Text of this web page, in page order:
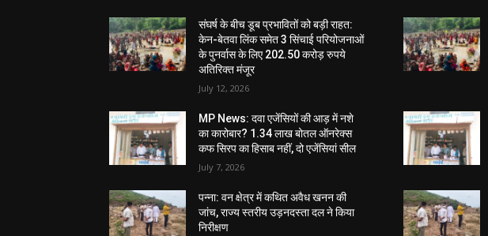
संघर्ष के बीच डूब प्रभावितों को बड़ी राहत:
केन-बेतवा लिंक समेत 3 सिंचाई परियोजनाओं
के पुनर्वास के लिए 202.50 करोड़ रुपये
अतिरिक्त मंजूर
July 12, 2026
MP News: दवा एजेंसियों की आड़ में नशे
का कारोबार? 1.34 लाख बोतल ऑनरेक्स
कफ सिरप का हिसाब नहीं, दो एजेंसियां सील
July 7, 2026
पन्ना: वन क्षेत्र में कथित अवैध खनन की
जांच, राज्य स्तरीय उड़नदस्ता दल ने किया
निरीक्षण